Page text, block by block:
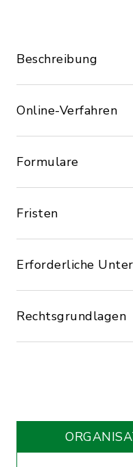
Beschreibung
Online-Verfahren
Formulare
Fristen
Erforderliche
Rechtsgrundlagen